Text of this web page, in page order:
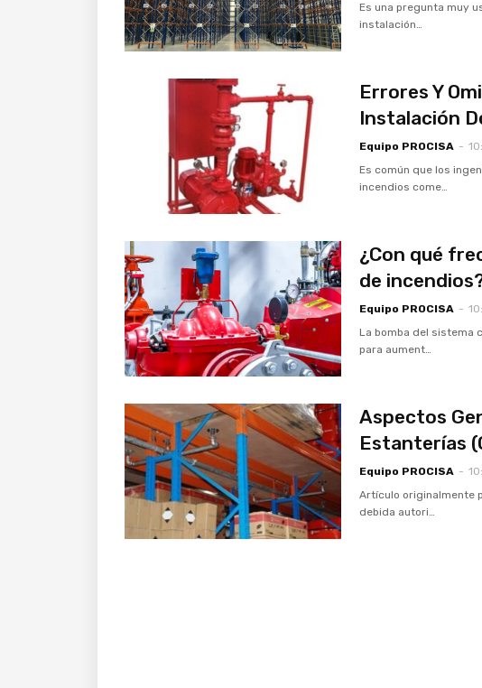
Es una pregunta muy
instalación…
Errores Y
Instalación
Equipo PROCISA -
Es común que los
incendios come…
¿Con qué
de
Equipo PROCISA -
La bomba del sistema
para aument…
Aspectos
Estanterías
Equipo PROCISA -
Artículo originalmente
debida autori…